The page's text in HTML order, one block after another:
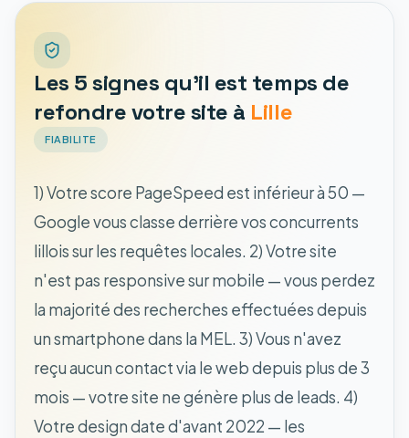
Les 5 signes qu'il est temps de
refondre votre site à Lille
FIABILITE
1) Votre score PageSpeed est inférieur à 50 —
Google vous classe derrière vos concurrents
lillois sur les requêtes locales. 2) Votre site
n'est pas responsive sur mobile — vous perdez
la majorité des recherches effectuées depuis
un smartphone dans la MEL. 3) Vous n'avez
reçu aucun contact via le web depuis plus de 3
mois — votre site ne génère plus de leads. 4)
Votre design date d'avant 2022 — les